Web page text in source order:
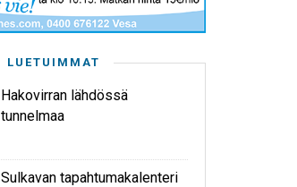
LUETUIMMAT
Hakovirran lähdössä
tunnelmaa
Sulkavan tapahtumakalenteri